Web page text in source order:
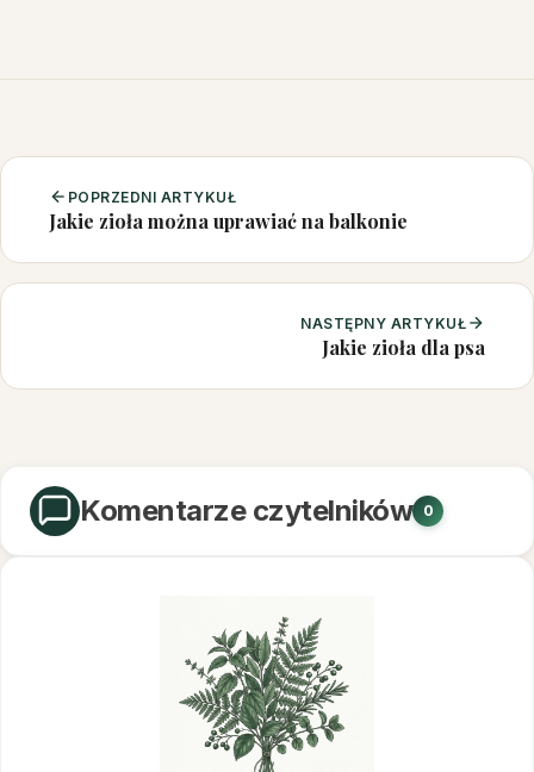
POPRZEDNI ARTYKUŁ
Jakie zioła można uprawiać na balkonie
NASTĘPNY ARTYKUŁ
Jakie zioła dla psa
Komentarze czytelników 0